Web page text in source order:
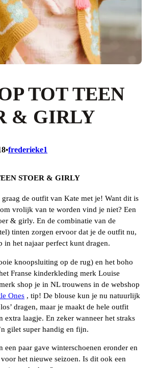
TOT TEEN
& GIRLY
•frederieke1
STOER & GIRLY
graag de outfit van Kate met je! Want dit is
vrolijk van te worden vind je niet? Een
& girly. En de combinatie van de
tinten zorgen ervoor dat je de outfit nu,
in het najaar perfect kunt dragen.
knoopsluiting op de rug) en het boho
Franse kinderkleding merk Louise
shop je in NL trouwens in de webshop
Ones , tip! De blouse kun je nu natuurlijk
dragen, maar je maakt de hele outfit
extra laagje. En zeker wanneer het straks
gilet super handig en fijn.
een paar gave winterschoenen eronder en
het nieuwe seizoen. Is dit ook een